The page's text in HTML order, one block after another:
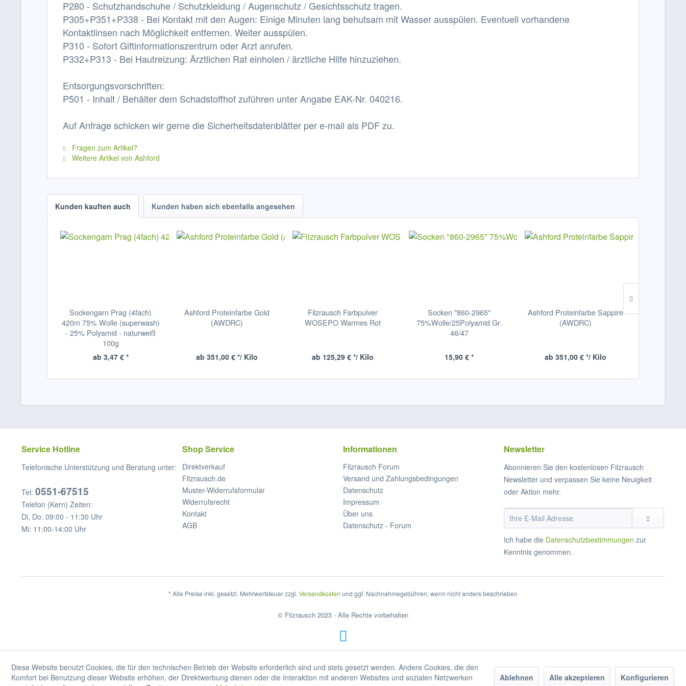
P280 - Schutzhandschuhe / Schutzkleidung / Augenschutz / Gesichtsschutz tragen.
P305+P351+P338 - Bei Kontakt mit den Augen: Einige Minuten lang behutsam mit Wasser ausspülen. Eventuell vorhandene
Kontaktlinsen nach Möglichkeit entfernen. Weiter ausspülen.
P310 - Sofort Giftinformationszentrum oder Arzt anrufen.
P332+P313 - Bei Hautreizung: Ärztlichen Rat einholen / ärztliche Hilfe hinzuziehen.
Entsorgungsvorschriften:
P501 - Inhalt / Behälter dem Schadstoffhof zuführen unter Angabe EAK-Nr. 040216.
Auf Anfrage schicken wir gerne die Sicherheitsdatenblätter per e-mail als PDF zu.
Fragen zum Artikel?
Weitere Artikel von Ashford
Kunden kauften auch Kunden haben sich ebenfalls angesehen
Sockengarn Prag (4fach)
420m 75% Wolle (superwash)
- 25% Polyamid - naturweiß
100g
ab 3,47 € *
Ashford Proteinfarbe Gold
(AWDRC)
ab 351,00 € */ Kilo
Filzrausch Farbpulver
WOSEPO Warmes Rot
ab 125,29 € */ Kilo
Socken "860-2965"
75%Wolle/25Polyamid Gr.
46/47
15,90 € *
Ashford Proteinfarbe Sappire
(AWDRC)
ab 351,00 € */ Kilo
Service Hotline
Telefonische Unterstützung und Beratung unter:
Tel: 0551-67515
Telefon (Kern) Zeiten:
Di, Do: 09:00 - 11:30 Uhr
Mi: 11:00-14:00 Uhr
Shop Service
Direktverkauf
Filzrausch.de
Muster-Widerrufsformular
Widerrufsrecht
Kontakt
AGB
Informationen
Filzrausch Forum
Versand und Zahlungsbedingungen
Datenschutz
Impressum
Über uns
Datenschutz - Forum
Newsletter
Abonnieren Sie den kostenlosen Filzrausch
Newsletter und verpassen Sie keine Neuigkeit
oder Aktion mehr.
Ich habe die Datenschutzbestimmungen zur
Kenntnis genommen.
* Alle Preise inkl. gesetzl. Mehrwertsteuer zzgl. Versandkosten und ggf. Nachnahmegebühren, wenn nicht anders beschrieben
© Filzrausch 2023 - Alle Rechte vorbehalten
Diese Website benutzt Cookies, die für den technischen Betrieb der Website erforderlich sind und stets gesetzt werden. Andere Cookies, die den
Komfort bei Benutzung dieser Website erhöhen, der Direktwerbung dienen oder die Interaktion mit anderen Websites und sozialen Netzwerken
Ablehnen Alle akzeptieren Konfigurieren